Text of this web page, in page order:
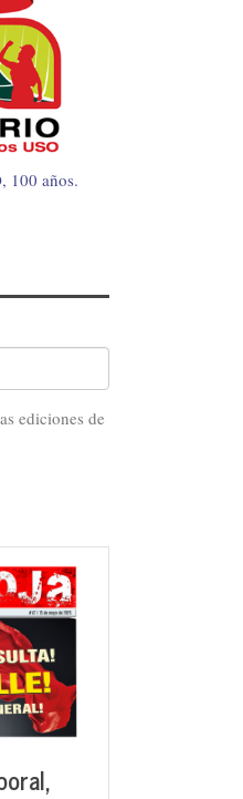
100 años.
ediciones de